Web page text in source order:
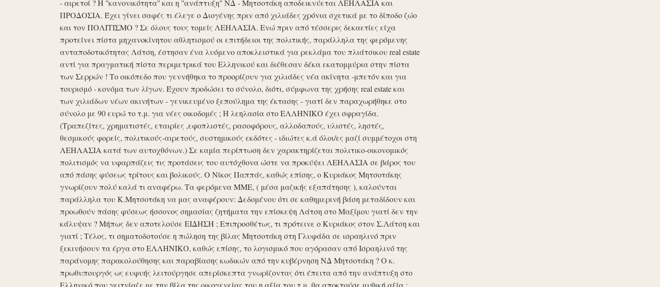
- αιρετοί ? Η ''κανονικότητα'' και η ''ανάπτυξη'' ΝΔ - Μητσοτάκη αποδεικνύεται ΛΕΗΛΑΣΙΑ και
ΠΡΟΔΟΣΙΑ. Έχει γίνει σαφές τι έλεγε ο Διογένης πριν από χιλιάδες χρόνια σχετικά με το δίποδο ζώο
και τον ΠΟΛΙΤΙΣΜΟ ? Σε όλους τους τομείς ΛΕΗΛΑΣΙΑ. Ενώ πριν από τέσσερις δεκαετίες είχα
προτείνει πίστα μηχανοκίνητου αθλητισμού οι επιτήδειοι της πολιτικής, παράλληλα της φερόμενης
ανταποδοτικότητας Λάτση, έστησαν ένα λυόμενο αποκλειστικά για ρεκλάμα του πλιάτσικου real estate
αντί για πραγματική πίστα περιμετρικά του Ελληνικού και διέθεσαν δέκα εκατομμύρια στην πίστα
των Σερρών ! Το οικόπεδο που γεννήθηκα το προορίζουν για χιλιάδες νέα ακίνητα -μπετόν και για
τουρισμό - κονόμα των λίγων. Έχουν προδώσει το σύνολο, διότι, σύμφωνα της χρήσης real estate και
των χιλιάδων νέων ακινήτων - γενικευμένο ξεπούλημα της έκτασης - γιατί δεν παραχωρήθηκε στο
σύνολο με 90 ευρώ το τ.μ. για νέες οικοδομές ; Η λεηλασία στο ΕΛΛΗΝΙΚΟ έχει σφραγίδα.
(Τραπεζίτες, χρηματιστές, εταιρίες ,εφοπλιστές, ρασοφόρους, αλλοδαπούς, υλιστές, ληστές,
θεσμικούς φορείς, πολιτικούς-αιρετούς, συστημικούς εκδότες - ιδιώτες κ.ά όλοι/ες μαζί συμμέτοχοι στη
ΛΕΗΛΑΣΙΑ κατά των αυτοχθόνων.) Σε καμία περίπτωση δεν χαρακτηρίζεται πολιτικο-οικονομικός
πολιτισμός να υφαρπάζεις τις προτάσεις του αυτόχθονα ώστε να προκύψει ΛΕΗΛΑΣΙΑ σε βάρος του
από πάσης φύσεως τρίτους και βολικούς. Ο Νίκος Παππάς, καθώς επίσης, ο Κυριάκος Μητσοτάκης
γνωρίζουν πολύ καλά τι αναφέρω. Τα φερόμενα ΜΜΕ, ( μέσα μαζικής εξαπάτησης ), καλούνται
παράλληλα του Κ.Μητσοτάκη να μας αναφέρουν: Δεδομένου ότι σε καθημερινή βάση μεταδίδουν και
προωθούν πάσης φύσεως ήσσονος σημασίας ζητήματα την επίσκεψη Λάτση στο Μαξίμου γιατί δεν την
κάλυψαν ? Μήπως δεν αποτελούσε ΕΙΔΗΣΗ ; Επιπροσθέτως, τι πρότεινε ο Κυριάκος στον Σ.Λάτση και
γιατί ; Τέλος, τι σηματοδοτούσε η πώληση της βίλας Μητσοτάκη στη Γλυφάδα σε ισραηλινό πριν
ξεκινήσουν τα έργα στο ΕΛΛΗΝΙΚΟ, καθώς επίσης, το λογισμικό που αγόρασαν από Ισραηλινό της
παράνομης παρακολούθησης και παραβίασης κωδικών από την κυβέρνηση ΝΔ Μητσοτάκη ? Ο κ.
πρωθυπουργός ως ευφυής λειτούργησε απερίσκεπτα γνωρίζοντας ότι έπειτα από την ανάπτυξη στο
Ελληνικό που γειτνίαζε με την βίλα της οικογενείας του η αξία του τ.μ. θα αποκτούσε μυθική αξία ;